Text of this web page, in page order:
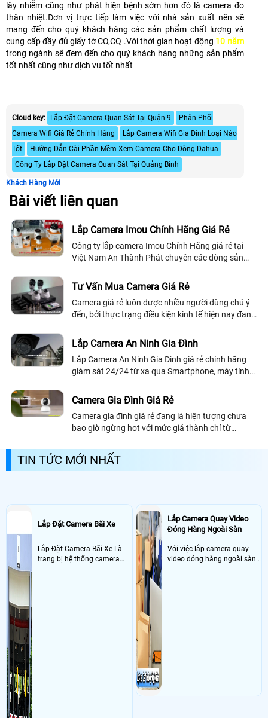
lây nhiễm cũng như phát hiện bệnh sớm hơn đó là camera đo
thân nhiệt.Đơn vị trực tiếp làm việc với nhà sản xuất nên sẽ
mang đến cho quý khách hàng các sản phẩm chất lượng và
cung cấp đầy đủ giấy tờ CO,CQ .Với thời gian hoạt động 10 năm
trong ngành sẽ đem đến cho quý khách hàng những sản phẩm
tốt nhất cũng như dịch vu tốt nhất
Cloud key: Lắp Đặt Camera Quan Sát Tại Quận 9
Phân Phối
Camera Wifi Giá Rẻ Chính Hãng
Lắp Camera Wifi Gia Đình Loại Nào
Tốt
Hướng Dẫn Cài Phần Mềm Xem Camera Cho Dòng Dahua
Công Ty Lắp Đặt Camera Quan Sát Tại Quảng Bình
Khách Hàng Mới
Bài viết liên quan
Lắp Camera Imou Chính Hãng Giá Rẻ
Công ty lắp camera Imou Chính Hãng giá rẻ tại
Việt Nam An Thành Phát chuyên các dòng sản
ngoài trời xoay 360 giám sát gia đình cửa hàng...
Tư Vấn Mua Camera Giá Rẻ
Camera giá rẻ luôn được nhiều người dùng chú ý
đến, bởi thực trạng điều kiện kinh tế hiện nay đang
tốt, vì vậy để được tư vấn mua camera giá rẻ mà
chất lượng, bạn có thể xem qua bài viết dưới đây!
Lắp Camera An Ninh Gia Đình
Lắp Camera An Ninh Gia Đình giá rẻ chính hãng
giám sát 24/24 từ xa qua Smartphone, máy tính
đình. Công ty camera An Thành Phát...
Camera Gia Đình Giá Rẻ
Camera gia đình giá rẻ đang là hiện tượng chưa
bao giờ ngừng hot với mức giá thành chỉ từ
camera gia đình bảo vệ an ninh và bảo vệ...
TIN TỨC MỚI NHẤT
Lắp Đặt Camera Bãi Xe
Lắp Đặt Camera Bãi Xe Là
trang bị hệ thống camera
Lắp Camera Quay Video
Đóng Hàng Ngoài Sàn
Với việc lắp camera quay
video đóng hàng ngoài sàn